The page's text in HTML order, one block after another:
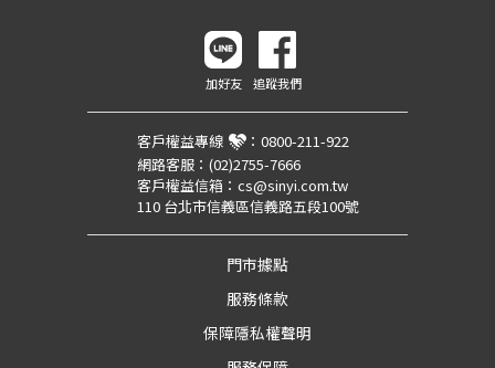
加好友 追蹤我們
客戶權益專線 ： 0800-211-922
網路客服： (02)2755-7666
客戶權益信箱： cs@sinyi.com.tw
110 台北市信義區信義路五段100號
門市據點
服務條款
保障隱私權聲明